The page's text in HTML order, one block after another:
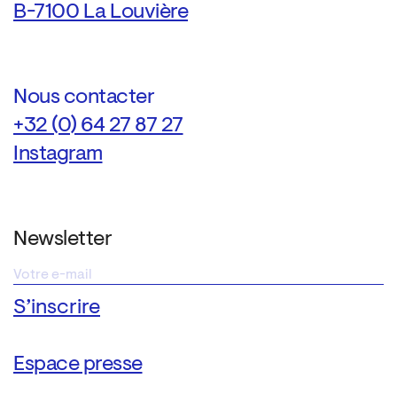
B-7100 La Louvière
Nous contacter
+32 (0) 64 27 87 27
Instagram
Newsletter
Espace presse